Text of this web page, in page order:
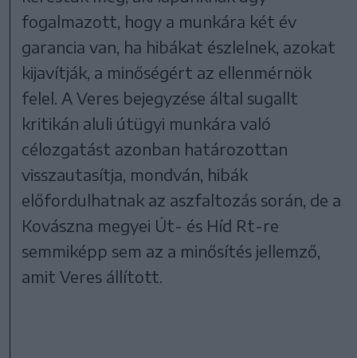
fogalmazott, hogy a munkára két év
garancia van, ha hibákat észlelnek, azokat
kijavítják, a minőségért az ellenmérnök
felel. A Veres bejegyzése által sugallt
kritikán aluli útügyi munkára való
célozgatást azonban határozottan
visszautasítja, mondván, hibák
előfordulhatnak az aszfaltozás során, de a
Kovászna megyei Út- és Híd Rt-re
semmiképp sem az a minősítés jellemző,
amit Veres állított.